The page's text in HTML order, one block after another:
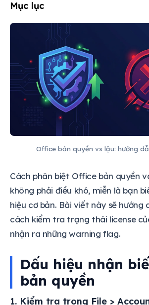
Mục lục
Office bản quyền vs lậu: hướng
Cách phân biệt Office bản quyền
không phải điều khó, miễn là bạn
hiệu cơ bản. Bài viết này sẽ hướng
cách kiểm tra trạng thái license
nhận ra những warning flag.
Dấu hiệu nhận
bản quyền
1. Kiểm tra trong File >